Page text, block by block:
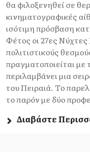
θα φιλοξενηθεί σε
κινηματογραφικές
ισότιμη πρόσβαση
Φέτος οι 27ες
πολιτιστικούς
πραγματοποιείται με
περιλαμβάνει μια
του Πειραιά. Το
το παρόν με δύο
Διαβάστε